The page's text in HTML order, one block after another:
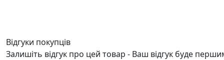
Відгуки покупців
Залишіть відгук про цей товар - Ваш відгук буде